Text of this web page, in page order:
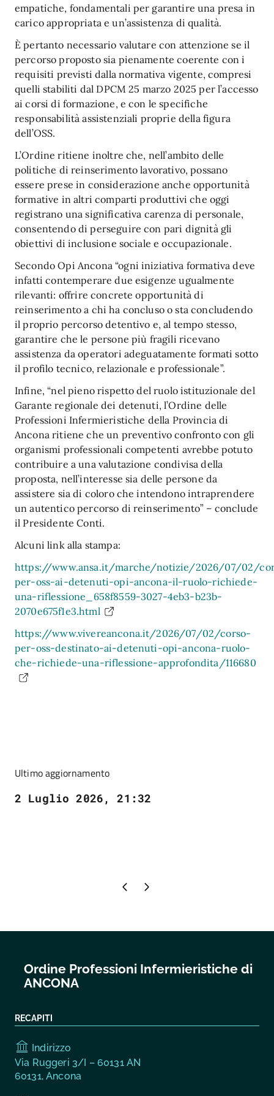
empatiche, fondamentali per garantire una presa in
carico appropriata e un’assistenza di qualità.
È pertanto necessario valutare con attenzione se il
percorso proposto sia pienamente coerente con i
requisiti previsti dalla normativa vigente, compresi
quelli stabiliti dal DPCM 25 marzo 2025 per l’accesso
ai corsi di formazione, e con le specifiche
responsabilità assistenziali proprie della figura
dell’OSS.
L’Ordine ritiene inoltre che, nell’ambito delle
politiche di reinserimento lavorativo, possano
essere prese in considerazione anche opportunità
formative in altri comparti produttivi che oggi
registrano una significativa carenza di personale,
consentendo di perseguire con pari dignità gli
obiettivi di inclusione sociale e occupazionale.
Secondo Opi Ancona “ogni iniziativa formativa deve
infatti contemperare due esigenze ugualmente
rilevanti: offrire concrete opportunità di
reinserimento a chi ha concluso o sta concludendo
il proprio percorso detentivo e, al tempo stesso,
garantire che le persone più fragili ricevano
assistenza da operatori adeguatamente formati sotto
il profilo tecnico, relazionale e professionale”.
Infine, “nel pieno rispetto del ruolo istituzionale del
Garante regionale dei detenuti, l’Ordine delle
Professioni Infermieristiche della Provincia di
Ancona ritiene che un preventivo confronto con gli
organismi professionali competenti avrebbe potuto
contribuire a una valutazione condivisa della
proposta, nell’interesse sia delle persone da
assistere sia di coloro che intendono intraprendere
un autentico percorso di reinserimento” – conclude
il Presidente Conti.
Alcuni link alla stampa:
https://www.ansa.it/marche/notizie/2026/07/02/
per-oss-ai-detenuti-opi-ancona-il-ruolo-richiede-
una-riflessione_658f8559-3027-4eb3-b23b-
2070e675f1e3.html
https://www.vivereancona.it/2026/07/02/corso-
per-oss-destinato-ai-detenuti-opi-ancona-ruolo-
che-richiede-una-riflessione-approfondita/116680
Ultimo aggiornamento
2 Luglio 2026, 21:32
Pagina precedente
Pagina successiva
Ordine Professioni Infermieristiche di
ANCONA
RECAPITI
Indirizzo
Via Ruggeri 3/I – 60131 AN
60131, Ancona